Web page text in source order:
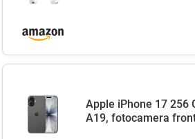
Apple iPhone 17 256
A19, fotocamera